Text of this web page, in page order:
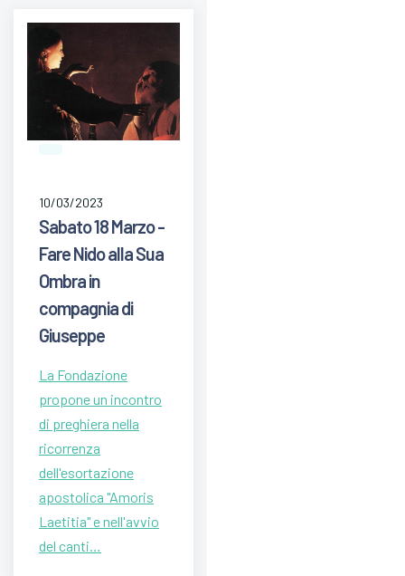
10/03/2023
Sabato 18 Marzo -
Fare Nido alla Sua
Ombra in
compagnia di
Giuseppe
La Fondazione
propone un incontro
di preghiera nella
ricorrenza
dell'esortazione
apostolica "Amoris
Laetitia" e nell'avvio
del canti…